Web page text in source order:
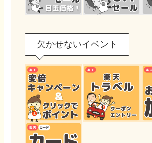
欠かせないイベント